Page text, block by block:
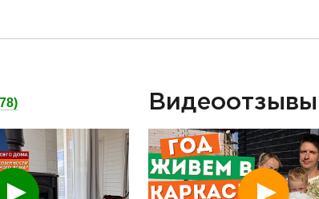
Смотреть
Видеоотзывы
Смотреть